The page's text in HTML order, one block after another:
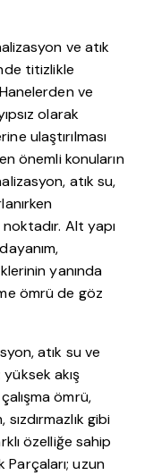
ve atık
titizlikle
ve
olarak
ulaştırılması
önemli konuların
atık su,
Alt yapı
yanında
ömrü de göz
atık su ve
akış
ömrü,
gibi
özelliğe sahip
Parçaları; uzun